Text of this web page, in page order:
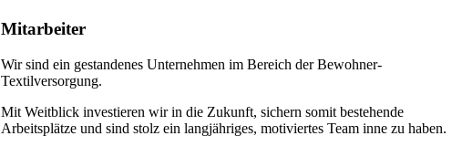
Mitarbeiter
Wir sind ein gestandenes Unternehmen im Bereich der Bewohner-
Textilversorgung.
Mit Weitblick investieren wir in die Zukunft, sichern somit bestehende
Arbeitsplätze und sind stolz ein langjähriges, motiviertes Team inne zu haben.